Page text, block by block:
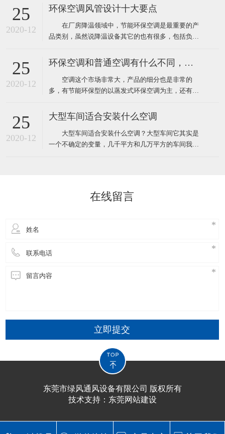
只需要挑选到质量比较好的品牌就靠谱了，而工业上
使用环保空调就不一样了，因为它安装和使用环境都
要比家用更复杂，所以一般工业厂房降温安装的环保
空调工程都需要根据环境
25
2020-12
环保空调风管设计十大要点
在厂房降温领域中，节能环保空调是最重要的产
品类别，虽然说降温设备其它的也有很多，包括负压
备。对于很多工业车间或者中小企业来说，节能环保
空调目前仍然占据重要地位。那么环保空调在设计安
装中有什么需要注意的呢？ 1、环保空调的送风
管道材料一般采用
25
2020-12
环保空调和普通空调有什么不同，该怎么选
空调这个市场非常大，产品的细分也是非常的
多，有节能环保型的以蒸发式环保空调为主，还有传
等，那环保空调和普通空调到底有什么不同！这里说
的普通空调其实大多指就是压缩机空调，因为先入为
主我们经常去的商场啊，办公室、家里都装的压缩机
型的空调，所以很多人反
25
2020-12
大型车间适合安装什么空调
大型车间适合安装什么空调？大型车间它其实是
一个不确定的变量，几千平方和几万平方的车间我们
调呢！其实根据绿风通风
在线留言
立即提交
东莞市绿风通风设备有限公司 版权所有
技术支持： 东莞网站建设​